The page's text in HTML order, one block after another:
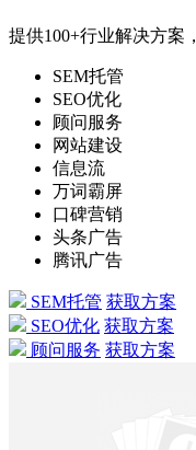
提供100+行业解决方案
SEM托管
SEO优化
顾问服务
网站建设
信息流
万词霸屏
口碑营销
头条广告
腾讯广告
SEM托管 获取方案
SEO优化 获取方案
顾问服务 获取方案